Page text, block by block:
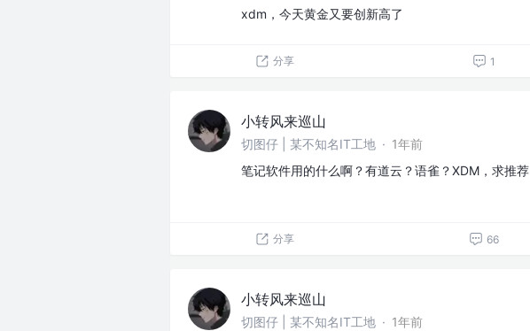
xdm，今天黄金又要创新高了
分享 1
小转风来巡山
切图仔 | 某不知名IT工地 · 1年前
笔记软件用的什么啊？有道云？语雀？XDM，求推荐
分享 66
小转风来巡山
切图仔 | 某不知名IT工地 · 1年前